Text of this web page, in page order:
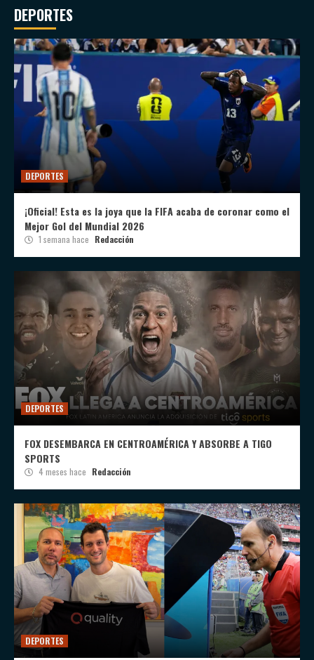
DEPORTES
DEPORTES
¡Oficial! Esta es la joya que la FIFA acaba de coronar como el
Mejor Gol del Mundial 2026
1 semana hace Redacción
DEPORTES
FOX DESEMBARCA EN CENTROAMÉRICA Y ABSORBE A TIGO
SPORTS
4 meses hace Redacción
DEPORTES